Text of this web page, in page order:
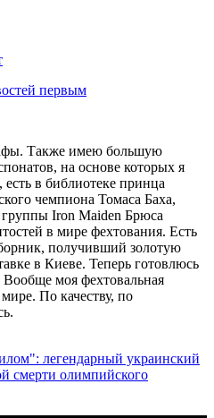
первым
Также имею большую
на основе которых я
в библиотеке принца
чемпиона Томаса Баха,
Iron Maiden Брюса
в мире фехтования. Есть
получивший золотую
в Киеве. Теперь готовлюсь
моя фехтовальная
По качеству, по
легендарный украинский
смерти олимпийского